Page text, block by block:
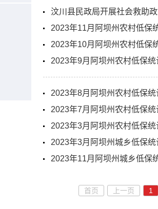
汶川县民政局开展社会救助政
2023年11月阿坝州农村低保
2023年10月阿坝州农村低保
2023年9月阿坝州农村低保统
2023年8月阿坝州农村低保统
2023年7月阿坝州农村低保统
2023年3月阿坝州农村低保统
2023年3月阿坝州城乡低保统
2023年11月阿坝州城乡低保
首页 上一页 1